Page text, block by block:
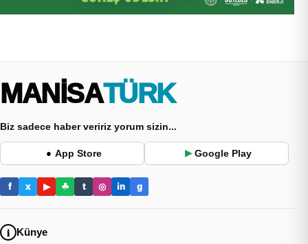
MANİSA TÜRK
Biz sadece haber veririz yorum sizin...
● App Store ▶ Google Play
f x ▶ ☘ t ◎ in g
Künye